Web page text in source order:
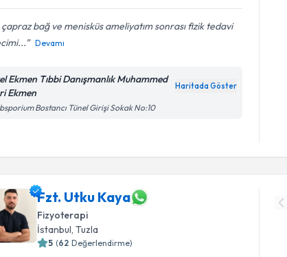
bağ ve menisküs ameliyatım sonrası fizik tedavi
Devamı
Ekmen Tıbbi Danışmanlık Muhammed
Ekmen
Haritada Göster
Bostancı Tünel Girişi Sokak No:10
Fzt. Utku Kaya
Fizyoterapi
İstanbul , Tuzla
5 (62 Değerlendirme)